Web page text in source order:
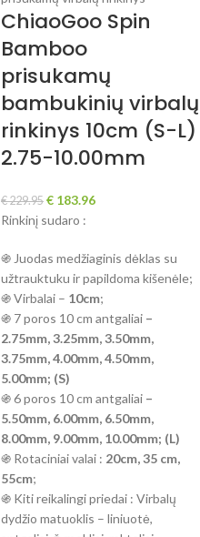
ChiaoGoo Spin
Bamboo
prisukamų
bambukinių virbalų
rinkinys 10cm (S-L)
2.75-10.00mm
€229.95 € 183.96
Rinkinį sudaro :
֍ Juodas medžiaginis dėklas su
užtrauktuku ir papildoma kišenėle;
֍ Virbalai – 10cm;
֍ 7 poros 10 cm antgaliai –
2.75mm, 3.25mm, 3.50mm,
3.75mm, 4.00mm, 4.50mm,
5.00mm; (S)
֍ 6 poros 10 cm antgaliai –
5.50mm, 6.00mm, 6.50mm,
8.00mm, 9.00mm, 10.00mm; (L)
֍ Rotaciniai valai : 20cm, 35 cm,
55cm;
֍ Kiti reikalingi priedai : Virbalų
dydžio matuoklis – liniuotė,